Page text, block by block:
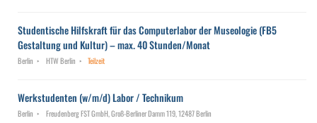
Studentische Hilfskraft für das Computerlabor der Museologie (FB5
Gestaltung und Kultur) – max. 40 Stunden/Monat
Berlin HTW Berlin Teilzeit
Werkstudenten (w/m/d) Labor / Technikum
Berlin Freudenberg FST GmbH, Groß-Berliner Damm 119, 12487 Berlin